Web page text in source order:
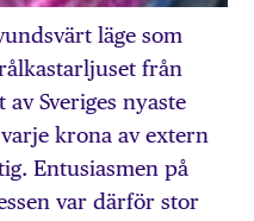
läge som
från
Sveriges nyaste
krona av extern
Entusiasmen på
var därför stor